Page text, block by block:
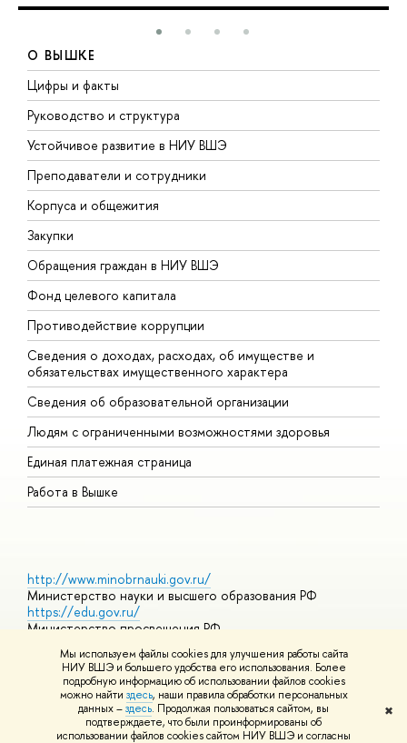
Мы используем файлы cookies для улучшения работы сайта
НИУ ВШЭ и большего удобства его использования. Более
подробную информацию об использовании файлов cookies
можно найти здесь, наши правила обработки персональных
данных –здесь. Продолжая пользоваться сайтом, вы
подтверждаете, что были проинформированы об
использовании файлов cookies сайтом НИУ ВШЭ и согласны
✖
О ВЫШКЕ
Цифры и факты
Руководство и структура
Устойчивое развитие в НИУ ВШЭ
Преподаватели и сотрудники
Корпуса и общежития
Закупки
Обращения граждан в НИУ ВШЭ
Фонд целевого капитала
Противодействие коррупции
Сведения о доходах, расходах, об имуществе и
обязательствах имущественного характера
Сведения об образовательной организации
Людям с ограниченными возможностями здоровья
Единая платежная страница
Работа в Вышке
http://www.minobrnauki.gov.ru/
Министерство науки и высшего образования РФ
https://edu.gov.ru/
Министерство просвещения РФ
https://elearning.hse.ru/mooc
Массовые открытые онлайн-курсы
© НИУ ВШЭ 1993–2026 Адреса и контактыУсловия
использования материалов Политика конфиденциальности